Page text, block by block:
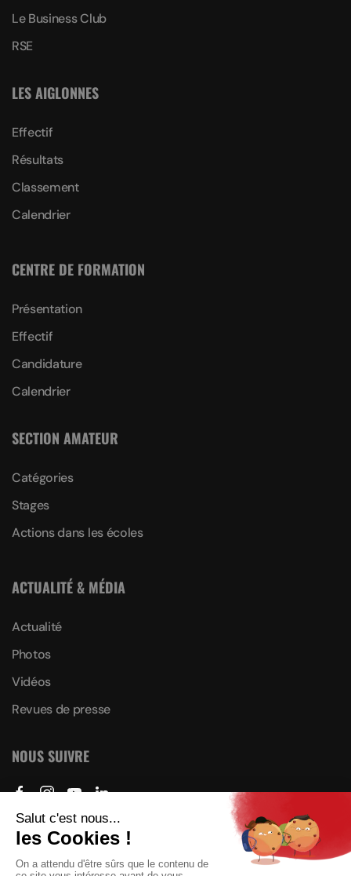
Le Business Club
RSE
LES AIGLONNES
Effectif
Résultats
Classement
Calendrier
CENTRE DE FORMATION
Présentation
Effectif
Candidature
Calendrier
SECTION AMATEUR
Catégories
Stages
Actions dans les écoles
ACTUALITÉ & MÉDIA
Actualité
Photos
Vidéos
Revues de presse
NOUS SUIVRE
Plan du site
Mention légales & Politique de confidentialité